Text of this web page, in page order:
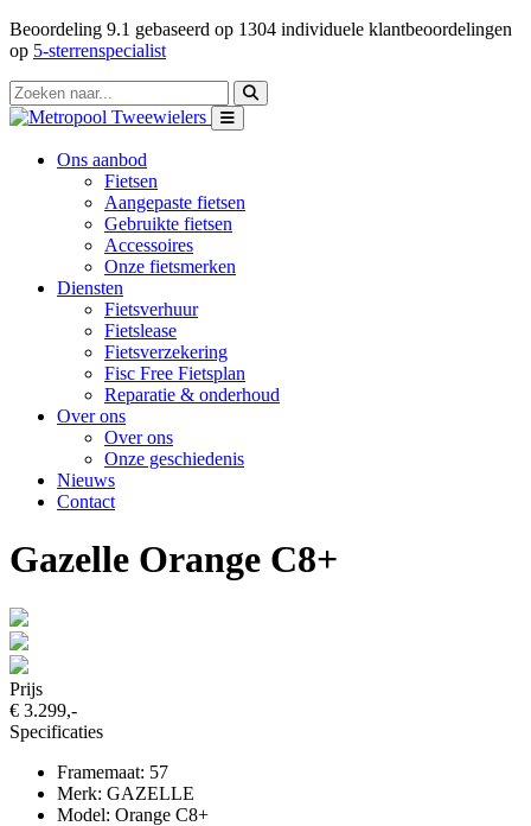
Beoordeling 9.1 gebaseerd op 1304 individuele klantbeoordelingen
op 5-sterrenspecialist
Ons aanbod
Fietsen
Aangepaste fietsen
Gebruikte fietsen
Accessoires
Onze fietsmerken
Diensten
Fietsverhuur
Fietslease
Fietsverzekering
Fisc Free Fietsplan
Reparatie & onderhoud
Over ons
Over ons
Onze geschiedenis
Nieuws
Contact
Gazelle Orange C8+
Prijs
€ 3.299,-
Specificaties
Framemaat: 57
Merk: GAZELLE
Model: Orange C8+